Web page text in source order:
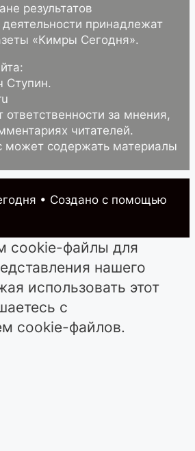
результатов
деятельности принадлежат
«Кимры Сегодня».
Ступин.
ответственности за мнения,
читателей.
может содержать материалы
• Создано с помощью
cookie-файлы для
нашего
использовать этот
с
cookie-файлов.